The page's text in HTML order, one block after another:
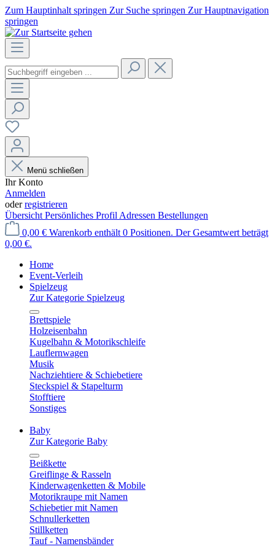
Zum Hauptinhalt springen Zur Suche springen Zur Hauptnavigation
springen
Menü schließen
Ihr Konto
Anmelden
oderregistrieren
Übersicht Persönliches Profil Adressen Bestellungen
0,00 € Warenkorb enthält 0 Positionen. Der Gesamtwert beträgt
0,00 €.
Home
Event-Verleih
Spielzeug
Zur Kategorie Spielzeug
Brettspiele
Holzeisenbahn
Kugelbahn & Motorikschleife
Lauflernwagen
Musik
Nachziehtiere & Schiebetiere
Steckspiel & Stapelturm
Stofftiere
Sonstiges
Baby
Zur Kategorie Baby
Beißkette
Greiflinge & Rasseln
Kinderwagenketten & Mobile
Motorikraupe mit Namen
Schiebetier mit Namen
Schnullerketten
Stillketten
Tauf - Namensbänder